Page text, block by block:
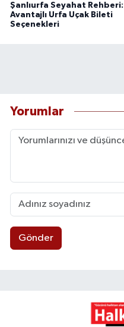
Şanlıurfa Seyahat Rehberi:
Avantajlı Urfa Uçak Bileti
Seçenekleri
Yorumlar
Gönder